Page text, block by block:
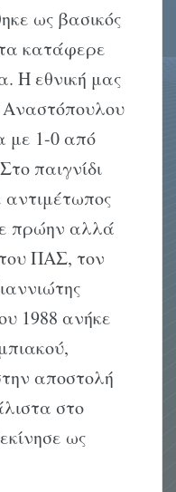
ως βασικός
κατάφερε
Η εθνική μας
Αναστόπουλου
με 1-0 από
παιγνίδι
πρώην αλλά
ΠΑΣ, τον
1988 ανήκε
αποστολή
στο
ως